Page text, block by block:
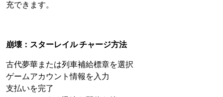
充できます。
崩壊：スターレイル チャージ方法
古代夢華または列車補給標章を選択
ゲームアカウント情報を入力
支払いを完了